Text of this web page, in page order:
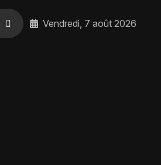
Vendredi, 7 août 2026